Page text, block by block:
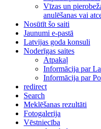
Vīzas un
anulēšanas vai
Nosūtīt šo saiti
Jaunumi e-pastā
Latvijas goda konsuli
Noderīgas saites
Atpakaļ
Informācija par
Informācija par
redirect
Search
Meklēšanas rezultāti
Fotogalerija
Vēstniecība